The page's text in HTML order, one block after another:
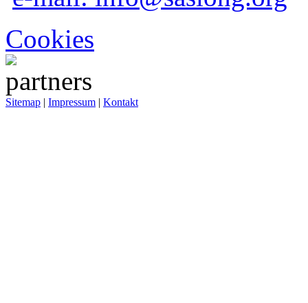
Cookies
Sitemap | Impressum | Kontakt